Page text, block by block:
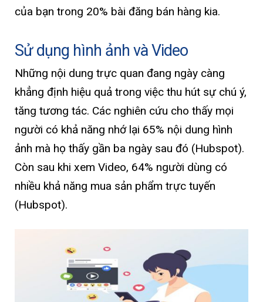
của bạn trong 20% bài đăng bán hàng kia.
Sử dụng hình ảnh và Video
Những nội dung trực quan đang ngày càng
khẳng định hiệu quả trong việc thu hút sự chú ý,
tăng tương tác. Các nghiên cứu cho thấy mọi
người có khả năng nhớ lại 65% nội dung hình
ảnh mà họ thấy gần ba ngày sau đó (Hubspot).
Còn sau khi xem Video, 64% người dùng có
nhiều khả năng mua sản phẩm trực tuyến
(Hubspot).